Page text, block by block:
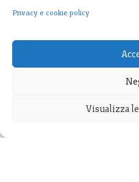
Privacy e cookie policy
Visualizza
F. + 39 02